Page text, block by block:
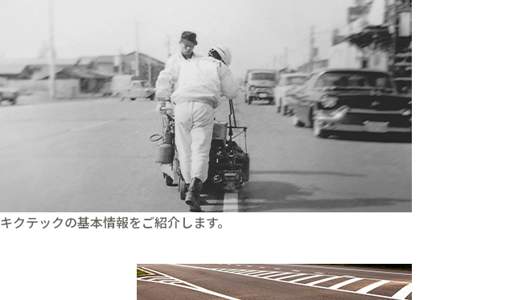
キクテックの基本情報をご紹介します。